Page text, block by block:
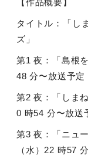
タイトル：「し
ズ」
第1夜：「島根
48分〜放送予定
第2夜：「しま
0 時54 分〜放送
第3夜：「ニュ
（水） 22 時57